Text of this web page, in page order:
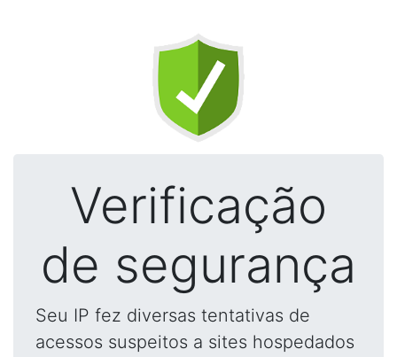
Verificação
de segurança
Seu IP fez diversas tentativas de
acessos suspeitos a sites hospedados